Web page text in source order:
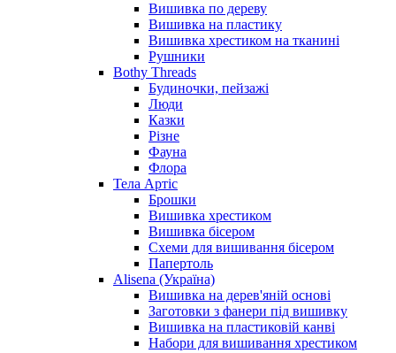
Вишивка по дереву
Вишивка на пластику
Вишивка хрестиком на тканині
Рушники
Bothy Threads
Будиночки, пейзажі
Люди
Казки
Різне
Фауна
Флора
Тела Артіс
Брошки
Вишивка хрестиком
Вишивка бісером
Схеми для вишивання бісером
Папертоль
Alisena (Україна)
Вишивка на дерев'яній основі
Заготовки з фанери під вишивку
Вишивка на пластиковій канві
Набори для вишивання хрестиком